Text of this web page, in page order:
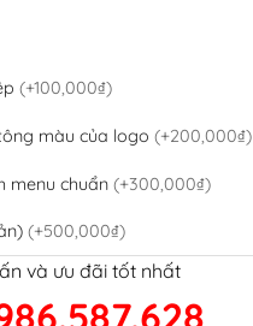
(+100,000₫)
màu của logo (+200,000₫)
menu chuẩn (+300,000₫)
(+500,000₫)
hàng(+100,000₫)
và ưu đãi tốt nhất